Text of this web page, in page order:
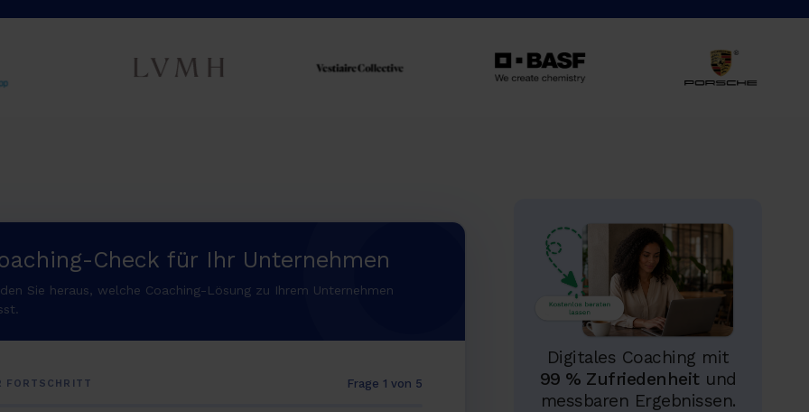
Check für Ihr Unternehmen
Sie heraus, welche Coaching-Lösung zu Ihrem Unternehmen
FORTSCHRITT Frage 1 von 5
Digitales Coaching mit
99 % Zufriedenheitund
messbaren Ergebnissen.